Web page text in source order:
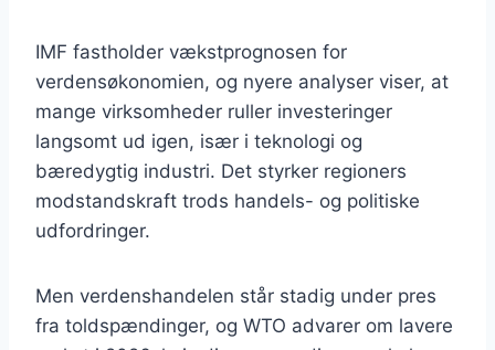
IMF fastholder vækstprognosen for
verdensøkonomien, og nyere analyser viser, at
mange virksomheder ruller investeringer
langsomt ud igen, især i teknologi og
bæredygtig industri. Det styrker regioners
modstandskraft trods handels- og politiske
udfordringer.
Men verdenshandelen står stadig under pres
fra toldspændinger, og WTO advarer om lavere